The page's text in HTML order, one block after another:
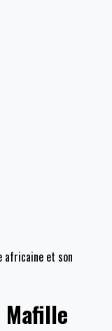
et son
Mafille